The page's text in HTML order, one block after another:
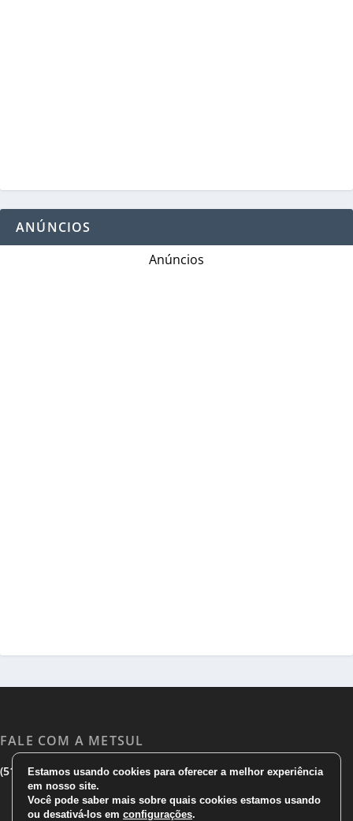
ANÚNCIOS
Anúncios
FALE COM A METSUL
(51) 3533 1983|(51)3785 7752|comercial@metsul.com
Estamos usando cookies para oferecer a melhor experiência
em nosso site.
Você pode saber mais sobre quais cookies estamos usando
ou desativá-los em configurações.